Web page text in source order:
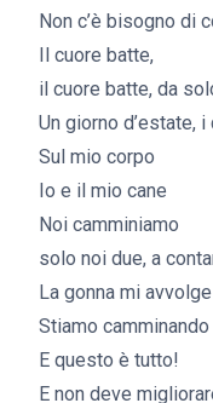
Non c’è bisogno di
Il cuore batte,
il cuore batte, da
Un giorno d’estate,
Sul mio corpo
Io e il mio cane
Noi camminiamo
solo noi due, a
La gonna mi
Stiamo camminando
E questo è tutto!
E non deve